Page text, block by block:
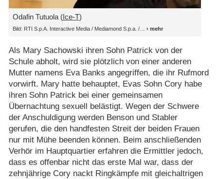
Odafin Tutuola (Ice-T)
Bild: RTI S.p.A. Interactive Media / Mediamond S.p.a. /
Als Mary Sachowski ihren Sohn Patrick von der
Schule abholt, wird sie plötzlich von einer anderen
Mutter namens Eva Banks angegriffen, die ihr Rufmord
vorwirft. Mary hatte behauptet, Evas Sohn Cory habe
ihren Sohn Patrick bei einer gemeinsamen
Übernachtung sexuell belästigt. Wegen der Schwere
der Anschuldigung werden Benson und Stabler
gerufen, die den handfesten Streit der beiden Frauen
nur mit Mühe beenden können. Beim anschließenden
Verhör im Hauptquartier erfahren die Ermittler jedoch,
dass es offenbar nicht das erste Mal war, dass der
zehnjährige Cory nackt Ringkämpfe mit gleichaltrigen